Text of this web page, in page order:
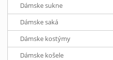
Dámske sukne
Dámske saká
Dámske kostýmy
Dámske košele